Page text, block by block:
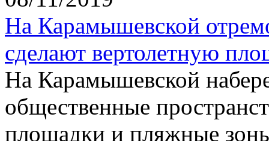
На Карамышевской
сделают вертолетную
На Карамышевской
общественные
площадки и пляжные